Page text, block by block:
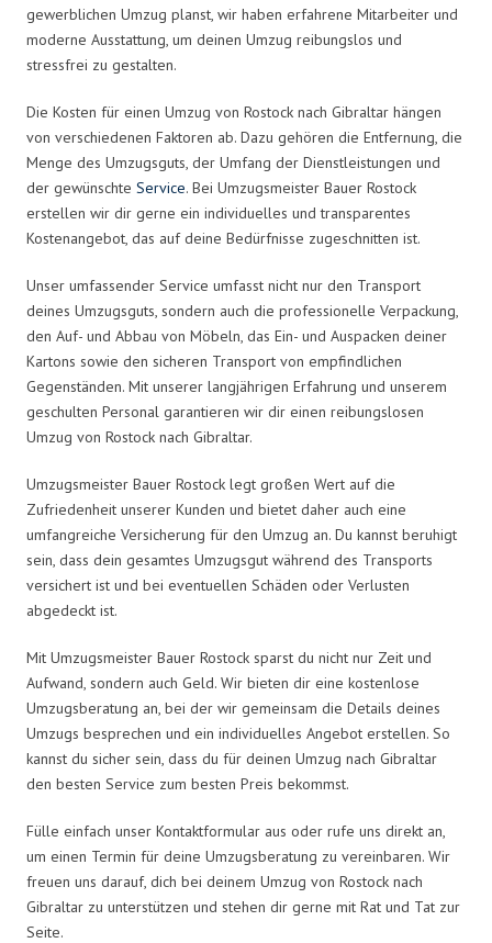
gewerblichen Umzug planst, wir haben erfahrene Mitarbeiter und
moderne Ausstattung, um deinen Umzug reibungslos und
stressfrei zu gestalten.
Die Kosten für einen Umzug von Rostock nach Gibraltar hängen
von verschiedenen Faktoren ab. Dazu gehören die Entfernung, die
Menge des Umzugsguts, der Umfang der Dienstleistungen und
der gewünschte Service. Bei Umzugsmeister Bauer Rostock
erstellen wir dir gerne ein individuelles und transparentes
Kostenangebot, das auf deine Bedürfnisse zugeschnitten ist.
Unser umfassender Service umfasst nicht nur den Transport
deines Umzugsguts, sondern auch die professionelle Verpackung,
den Auf- und Abbau von Möbeln, das Ein- und Auspacken deiner
Kartons sowie den sicheren Transport von empfindlichen
Gegenständen. Mit unserer langjährigen Erfahrung und unserem
geschulten Personal garantieren wir dir einen reibungslosen
Umzug von Rostock nach Gibraltar.
Umzugsmeister Bauer Rostock legt großen Wert auf die
Zufriedenheit unserer Kunden und bietet daher auch eine
umfangreiche Versicherung für den Umzug an. Du kannst beruhigt
sein, dass dein gesamtes Umzugsgut während des Transports
versichert ist und bei eventuellen Schäden oder Verlusten
abgedeckt ist.
Mit Umzugsmeister Bauer Rostock sparst du nicht nur Zeit und
Aufwand, sondern auch Geld. Wir bieten dir eine kostenlose
Umzugsberatung an, bei der wir gemeinsam die Details deines
Umzugs besprechen und ein individuelles Angebot erstellen. So
kannst du sicher sein, dass du für deinen Umzug nach Gibraltar
den besten Service zum besten Preis bekommst.
Fülle einfach unser Kontaktformular aus oder rufe uns direkt an,
um einen Termin für deine Umzugsberatung zu vereinbaren. Wir
freuen uns darauf, dich bei deinem Umzug von Rostock nach
Gibraltar zu unterstützen und stehen dir gerne mit Rat und Tat zur
Seite.